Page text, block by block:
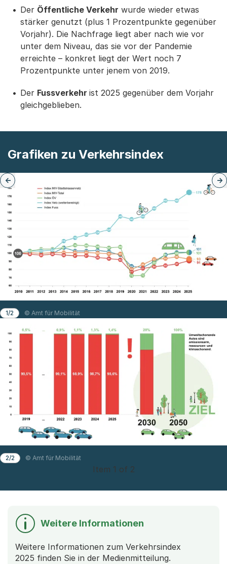
Der Öffentliche Verkehr wurde wieder etwas
stärker genutzt (plus 1 Prozentpunkte gegenüber
Vorjahr). Die Nachfrage liegt aber nach wie vor
unter dem Niveau, das sie vor der Pandemie
erreichte – konkret liegt der Wert noch 7
Prozentpunkte unter jenem von 2019.
Der Fussverkehr ist 2025 gegenüber dem Vorjahr
gleichgeblieben.
Grafiken zu Verkehrsindex
1/2 © Amt für Mobilität
2/2 © Amt für Mobilität
Item 1 of 2
Weitere Informationen
Weitere Informationen zum Verkehrsindex
2025 finden Sie in der Medienmitteilung.